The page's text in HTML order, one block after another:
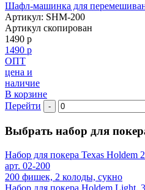
Шафл-машинка для
Артикул: SHM-200
Артикул скопирован
1490 р
1490 р
ОПТ
цена и
наличие
В корзине
Перейти
-
Выбрать набор для
Набор для покера Texas Holdem
арт. 02-200
200 фишек, 2 колоды, сукно
Набор для покера Holdem Light,